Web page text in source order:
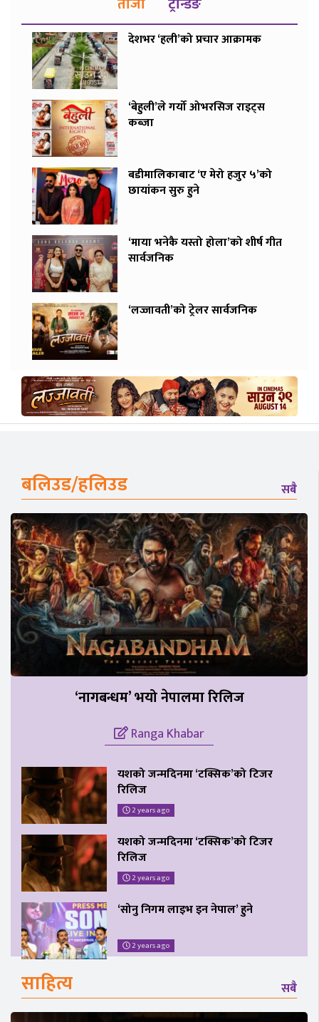
देशभर ‘हली’को प्रचार आक्रामक
‘बेहुली’ले गर्यो ओभरसिज राइट्स
कब्जा
बडीमालिकाबाट ‘ए मेरो हजुर ५’को
छायांकन सुरु हुने
‘माया भनेकै यस्तो होला’को शीर्ष गीत
सार्वजनिक
‘लज्जावती’को ट्रेलर सार्वजनिक
बलिउड/हलिउड सबै
‘नागबन्धम’ भयो नेपालमा रिलिज
Ranga Khabar
2 years ago
यशको जन्मदिनमा ‘टक्सिक’को टिजर
रिलिज
2 years ago
यशको जन्मदिनमा ‘टक्सिक’को टिजर
रिलिज
2 years ago
‘सोनु निगम लाइभ इन नेपाल’ हुने
साहित्य सबै